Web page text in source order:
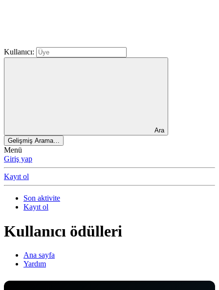
Kullanıcı:
Ara
Gelişmiş Arama…
Menü
Giriş yap
Kayıt ol
Son aktivite
Kayıt ol
Kullanıcı ödülleri
Ana sayfa
Yardım